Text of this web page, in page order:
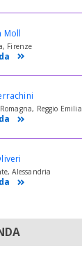
Moll
Firenze
Reggio Emilia
Alessandria